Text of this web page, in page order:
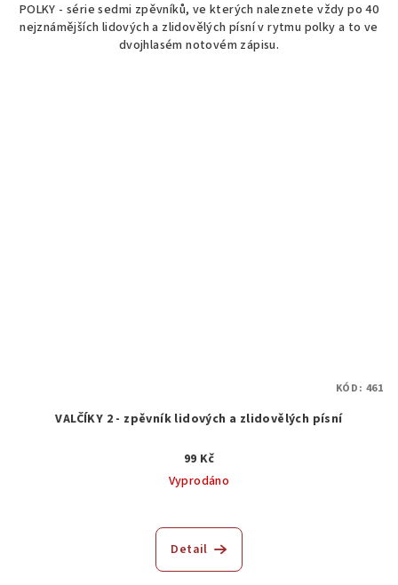
POLKY - série sedmi zpěvníků, ve kterých naleznete vždy po 40
nejznámějších lidových a zlidovělých písní v rytmu polky a to ve
dvojhlasém notovém zápisu.
VALČÍKY 2 - zpěvník lidových a zlidovělých písní
99 Kč
Vyprodáno
Detail
KÓD: 461